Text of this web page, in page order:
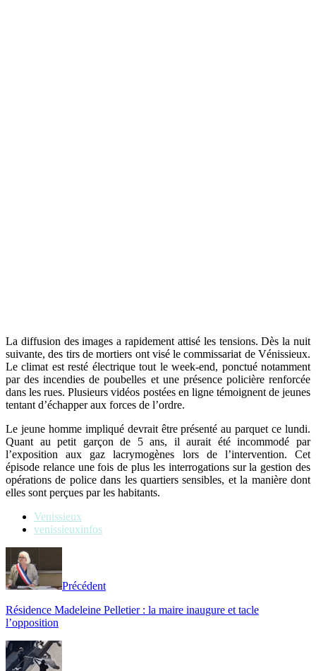
La diffusion des images a rapidement attisé les tensions. Dès la nuit
suivante, des tirs de mortiers ont visé le commissariat de Vénissieux.
Le climat est resté électrique tout le week-end, ponctué notamment
par des incendies de poubelles et une présence policière renforcée
dans les rues. Plusieurs vidéos postées en ligne témoignent de jeunes
tentant d’échapper aux forces de l’ordre.
Le jeune homme impliqué devrait être présenté au parquet ce lundi.
Quant au petit garçon de 5 ans, il aurait été incommodé par
l’exposition aux gaz lacrymogènes lors de l’intervention. Cet
épisode relance une fois de plus les interrogations sur la gestion des
opérations de police dans les quartiers sensibles, et la manière dont
elles sont perçues par les habitants.
Venissieux
venissieuxinfos
Précédent
Résidence Madeleine Pelletier : la maire inaugure et tacle
l’opposition